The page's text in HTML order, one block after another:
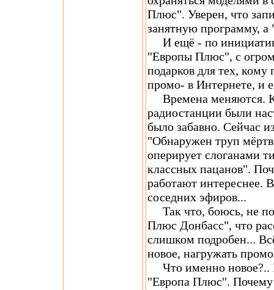
Плюс". Уверен, что
занятную программу, а
И ещё - по
"Европы Плюс", с
подарков для тех,
промо- в Интернете, и
Времена меняются.
радиостанции были
было забавно. Сейчас
"Обнаружен труп
оперирует слоганами
классных пацанов".
работают интереснее.
соседних эфиров...
Так что, боюсь, не
Плюс Донбасс", что
слишком подробен...
новое, нагружать
Что именно новое?..
"Европа Плюс". Почему